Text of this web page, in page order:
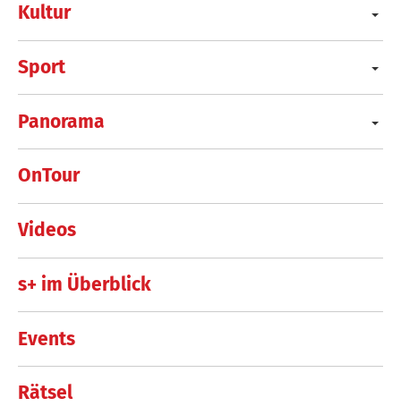
Kultur
Sport
Panorama
OnTour
Videos
s+ im Überblick
Events
Rätsel